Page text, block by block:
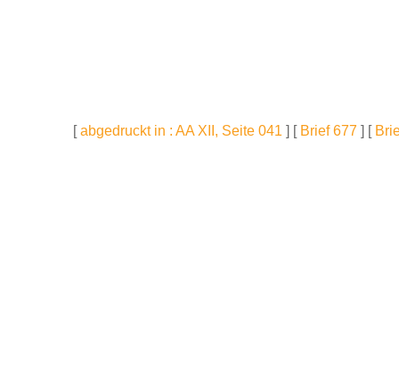
[abgedruckt in : AA XII, Seite 041 ] [ Brief 677 ] [